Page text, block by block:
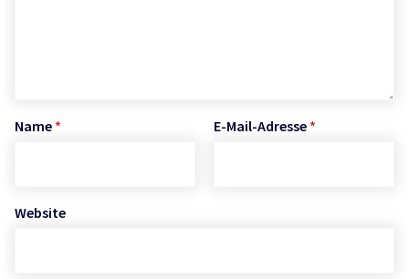
Name * E-Mail-Adresse *
Website